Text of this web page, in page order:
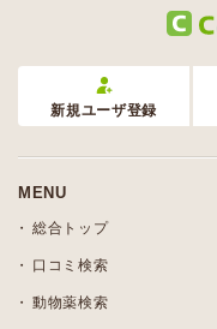
新規ユーザ登録
MENU
総合トップ
口コミ検索
動物薬検索